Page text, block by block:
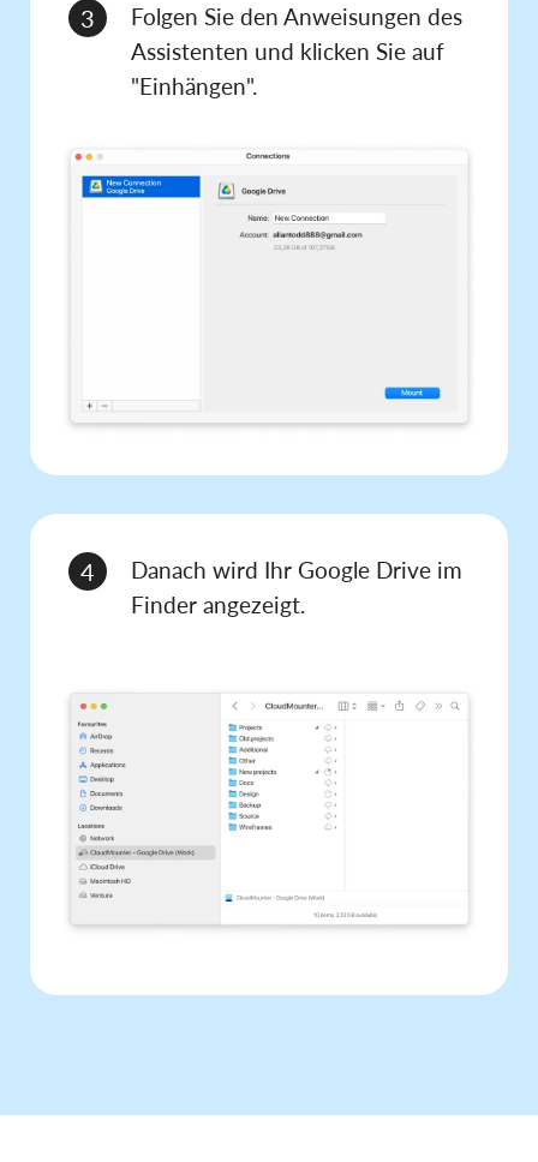
3
Folgen Sie den Anweisungen des
Assistenten und klicken Sie auf
"Einhängen".
4
Danach wird Ihr Google Drive im
Finder angezeigt.